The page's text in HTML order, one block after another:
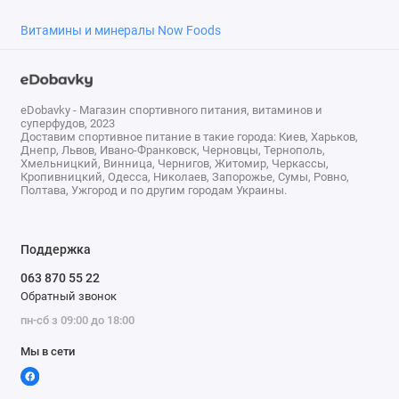
Selenium)
(Berry) (Serenoa repens)
(мин. 85% жирных
кислот)
Фитостеролы
(растительные стерины)
850 мг †
экстракта крапивы
(Urtica dioica)
кверцетина)
Экстракт куркумы
Витамины и минералы Now Foods
eDobavky - Магазин спортивного питания, витаминов и
суперфудов, 2023
Доставим спортивное питание в такие города: Киев, Харьков,
Днепр, Львов, Ивано-Франковск, Черновцы, Тернополь,
Хмельницкий, Винница, Чернигов, Житомир, Черкассы,
Кропивницкий, Одесса, Николаев, Запорожье, Сумы, Ровно,
Полтава, Ужгород и по другим городам Украины.
Поддержка
063 870 55 22
Обратный звонок
пн-сб з 09:00 до 18:00
Мы в сети